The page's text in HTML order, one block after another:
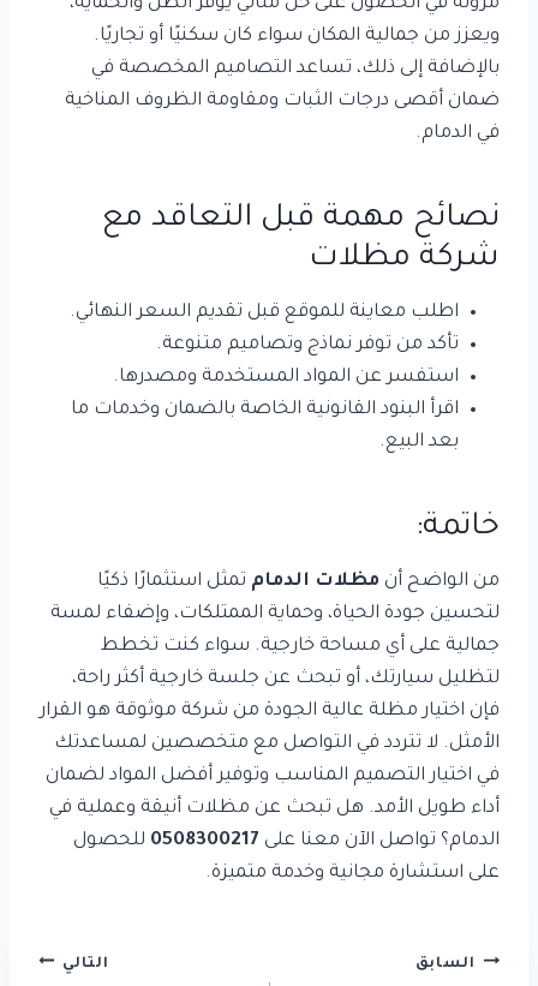
ويعزز من جمالية المكان سواء كان سكنيًا أو تجاريًا.
بالإضافة إلى ذلك، تساعد التصاميم المخصصة في
ضمان أقصى درجات الثبات ومقاومة الظروف المناخية
في الدمام.
نصائح مهمة قبل التعاقد مع
شركة مظلات
اطلب معاينة للموقع قبل تقديم السعر النهائي.
تأكد من توفر نماذج وتصاميم متنوعة.
استفسر عن المواد المستخدمة ومصدرها.
اقرأ البنود القانونية الخاصة بالضمان وخدمات ما
بعد البيع.
خاتمة:
من الواضح أن مظلات الدمام تمثل استثمارًا ذكيًا
لتحسين جودة الحياة، وحماية الممتلكات، وإضفاء لمسة
جمالية على أي مساحة خارجية. سواء كنت تخطط
لتظليل سيارتك، أو تبحث عن جلسة خارجية أكثر راحة،
فإن اختيار مظلة عالية الجودة من شركة موثوقة هو القرار
الأمثل. لا تتردد في التواصل مع متخصصين لمساعدتك
في اختيار التصميم المناسب وتوفير أفضل المواد لضمان
أداء طويل الأمد. هل تبحث عن مظلات أنيقة وعملية في
الدمام؟ تواصل الآن معنا على 0508300217 للحصول
على استشارة مجانية وخدمة متميزة.
تصفّح
السابق التالي